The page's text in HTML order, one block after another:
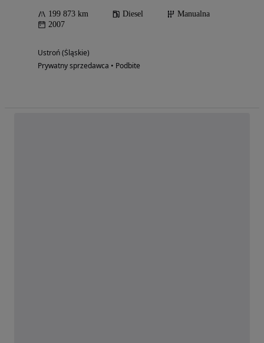
199 873 km Diesel
Manualna
2007
Ustroń (Śląskie)
Prywatny sprzedawca • Podbite